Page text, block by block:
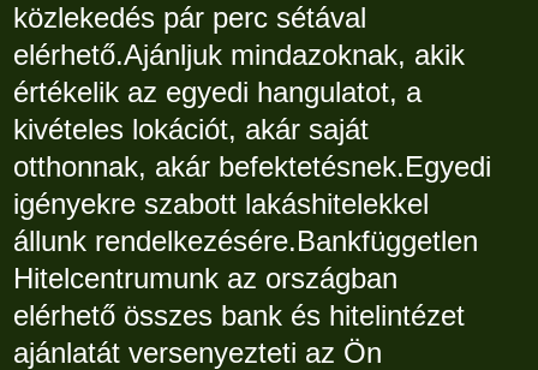
közlekedés pár perc sétával
elérhető.Ajánljuk mindazoknak, akik
értékelik az egyedi hangulatot, a
kivételes lokációt, akár saját
otthonnak, akár befektetésnek.Egyedi
igényekre szabott lakáshitelekkel
állunk rendelkezésére.Bankfüggetlen
Hitelcentrumunk az országban
elérhető összes bank és hitelintézet
ajánlatát versenyezteti az Ön